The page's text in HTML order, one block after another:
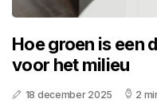
Hoe groen is een
voor het milieu
18 december 2025 2